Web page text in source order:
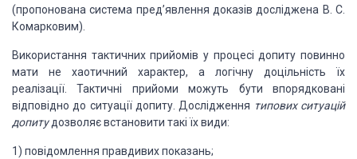
(пропонована система пред’явлення доказів досліджена В. С.
Комарковим).
Використання тактичних прийомів у процесі допиту повинно
мати не хаотичний характер, а логічну доцільність їх
реалізації.
Тактичні прийоми можуть бути впорядковані
відповідно до ситуації допиту. До­слідження типових ситуацій
допитудозволяє встановити такі їх види:
1) повідомлення правдивих показань;